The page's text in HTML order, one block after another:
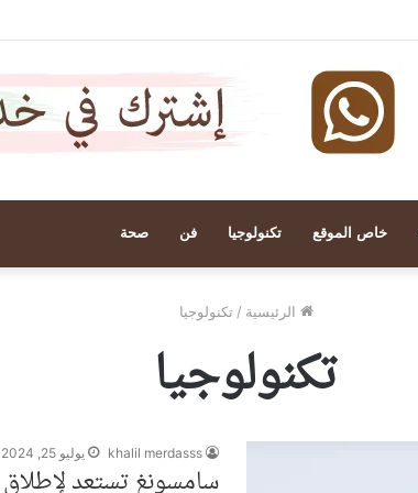
خاص الموقع تكنولوجيا فن صحة
الرئيسية / تكنولوجيا
تكنولوجيا
khalil merdasss يوليو 25, 2024
سامسونغ تستعد